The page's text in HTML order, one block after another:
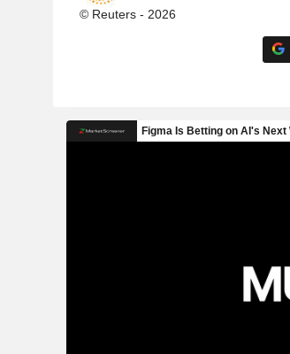
© Reuters - 2026